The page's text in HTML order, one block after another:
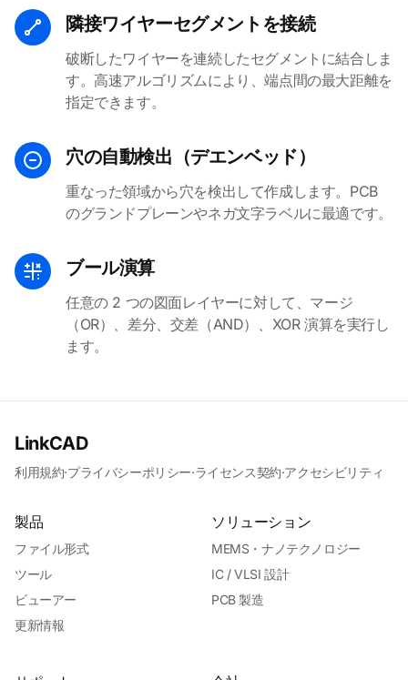
隣接ワイヤーセグメントを接続
破断したワイヤーを連続したセグメントに結合しま
す。高速アルゴリズムにより、端点間の最大距離を
指定できます。
穴の自動検出（デエンベッド）
重なった領域から穴を検出して作成します。PCB
のグランドプレーンやネガ文字ラベルに最適です。
ブール演算
任意の 2 つの図面レイヤーに対して、マージ
（OR）、差分、交差（AND）、XOR 演算を実行し
ます。
LinkCAD
利用規約·プライバシーポリシー·ライセンス契約·アクセシビリティ
製品
ファイル形式
ツール
ビューアー
更新情報
ソリューション
MEMS・ナノテクノロジー
IC / VLSI 設計
PCB 製造